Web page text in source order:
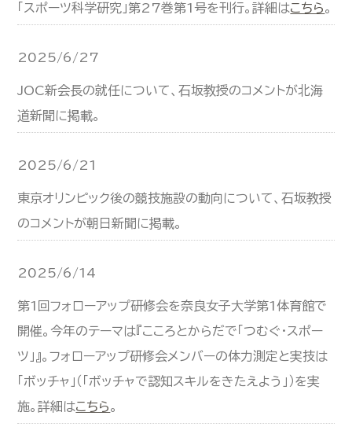
「スポーツ科学研究」第27巻第1号を刊行。詳細はこちら。
2025/6/27
JOC新会長の就任について、石坂教授のコメントが北海
道新聞に掲載。
2025/6/21
東京オリンピック後の競技施設の動向について、石坂教授
のコメントが朝日新聞に掲載。
2025/6/14
第1回フォローアップ研修会を奈良女子大学第1体育館で
開催。今年のテーマは『こころとからだで「つむぐ・スポー
ツ」』。フォローアップ研修会メンバーの体力測定と実技は
「ボッチャ」（「ボッチャで認知スキルをきたえよう」）を実
施。詳細はこちら。